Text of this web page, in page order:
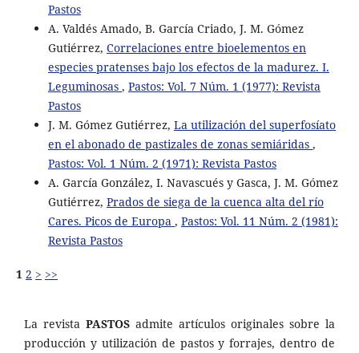
Pastos
A. Valdés Amado, B. García Criado, J. M. Gómez
Gutiérrez, Correlaciones entre bioelementos en
especies pratenses bajo los efectos de la madurez. I.
Leguminosas , Pastos: Vol. 7 Núm. 1 (1977): Revista
Pastos
J. M. Gómez Gutiérrez, La utilización del superfosíato
en el abonado de pastizales de zonas semiáridas ,
Pastos: Vol. 1 Núm. 2 (1971): Revista Pastos
A. García González, I. Navascués y Gasca, J. M. Gómez
Gutiérrez, Prados de siega de la cuenca alta del río
Cares. Picos de Europa , Pastos: Vol. 11 Núm. 2 (1981):
Revista Pastos
1 2 > >>
La revista PASTOS admite artículos originales sobre la
producción y utilización de pastos y forrajes, dentro de